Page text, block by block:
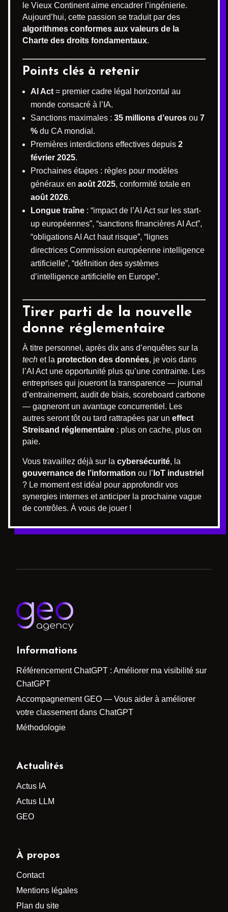
le Vieux Continent aime encadrer l’ingénierie.
Aujourd’hui, cette passion se traduit par des
algorithmes conformes aux valeurs de la
Charte des droits fondamentaux.
Points clés à retenir
AI Act = premier cadre légal horizontal au
monde consacré à l’IA.
Sanctions maximales : 35 millions d’euros ou 7
% du CA mondial.
Premières interdictions effectives depuis 2
février 2025.
Prochaines étapes : règles pour modèles
généraux en août 2025, conformité totale en
août 2026.
Longue traîne : “impact de l’AI Act sur les start-
up européennes”, “sanctions financières AI Act”,
“obligations AI Act haut risque”, “lignes
directrices Commission européenne intelligence
artificielle”, “définition des systèmes
d’intelligence artificielle en Europe”.
Tirer parti de la nouvelle
donne réglementaire
À titre personnel, après dix ans d’enquêtes sur la
tech et la protection des données, je vois dans
l’AI Act une opportunité plus qu’une contrainte. Les
entreprises qui joueront la transparence — journal
d’entrainement, audit de biais, scoreboard carbone
— gagneront un avantage concurrentiel. Les
autres seront tôt ou tard rattrapées par un effect
Streisand réglementaire : plus on cache, plus on
paie.
Vous travaillez déjà sur la cybersécurité, la
gouvernance de l’information ou l’ IoT industriel
? Le moment est idéal pour approfondir vos
synergies internes et anticiper la prochaine vague
de contrôles. À vous de jouer !
Informations
Référencement ChatGPT : Améliorer ma visibilité sur
ChatGPT
Accompagnement GEO — Vous aider à améliorer
votre classement dans ChatGPT
Méthodologie
Actualités
Actus IA
Actus LLM
GEO
À propos
Contact
Mentions légales
Plan du site